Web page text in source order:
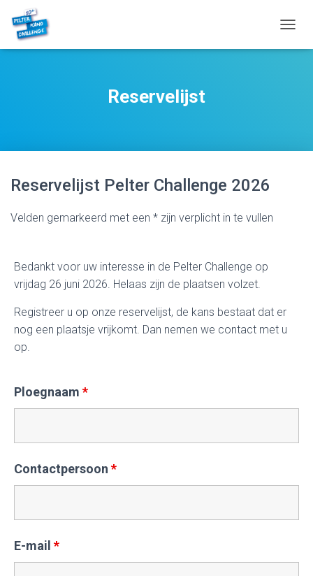
Reservelijst
Reservelijst Pelter Challenge 2026
Velden gemarkeerd met een * zijn verplicht in te vullen
Bedankt voor uw interesse in de Pelter Challenge op
vrijdag 26 juni 2026. Helaas zijn de plaatsen volzet.
Registreer u op onze reservelijst, de kans bestaat dat er
nog een plaatsje vrijkomt. Dan nemen we contact met u
op.
Ploegnaam *
Contactpersoon *
E-mail *